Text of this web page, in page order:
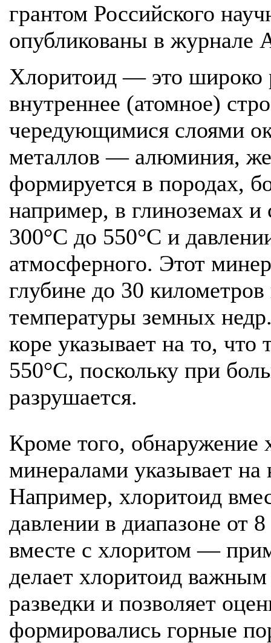
грантом Российского
опубликованы в журнале
Хлоритоид — это широко
внутреннее (атомное)
чередующимися слоями
металлов — алюминия,
формируется в породах,
например, в глиноземах и
300°С до 550°С и
атмосферного. Этот
глубине до 30
температуры земных
коре указывает на то,
550°С, поскольку при
разрушается.
Кроме того, обнаружение
минералами указывает на
Например, хлоритоид
давлении в диапазоне от
вместе с хлоритом —
делает хлоритоид важным
разведки и позволяет
формировались горные